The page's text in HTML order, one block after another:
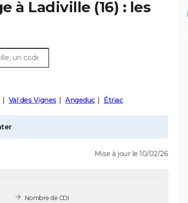
à Ladiville (16) : les
Val des Vignes Angeduc Étriac
Mise à jour le 10/02/26
Nombre de CDI